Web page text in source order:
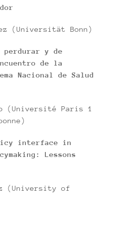
(Universität Bonn)
y de
de la
Nacional de Salud
(Université Paris 1
interface in
Lessons
(University of